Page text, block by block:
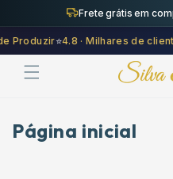
Frete grátis em
conteúdo
Produzir⭐4.8 · Milhares de
C
Página inicial